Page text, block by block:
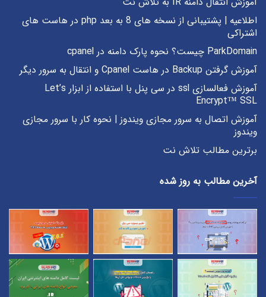
اطلاعیه | پشتیبانی از نسخه های 8 به بعد php در هاست های
اشتراکی
ParkDomain چیست؟ نحوه پارک دامنه در cpanel
آموزش گرفتن Backup در هاست Cpanel و انتقال به سرور دیگر
آموزش فعالسازی ssl در سی پنل با استفاده از ابزار Let’s
Encrypt™ SSL
آموزش اتصال به سرور مجازی ویندوز | نحوه کار با سرور مجازی
ویندوز
برترین مطالب تلاش نت
آخرین مطالب به روز شده